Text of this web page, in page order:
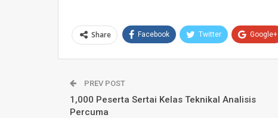
Share Facebook Twitter Google+
PREV POST
1,000 Peserta Sertai Kelas Teknikal Analisis
Percuma